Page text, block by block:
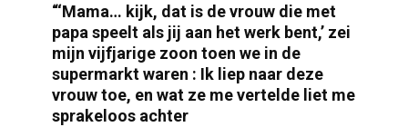
“‘Mama… kijk, dat is de vrouw die met
papa speelt als jij aan het werk bent,’ zei
mijn vijfjarige zoon toen we in de
supermarkt waren : Ik liep naar deze
vrouw toe, en wat ze me vertelde liet me
sprakeloos achter